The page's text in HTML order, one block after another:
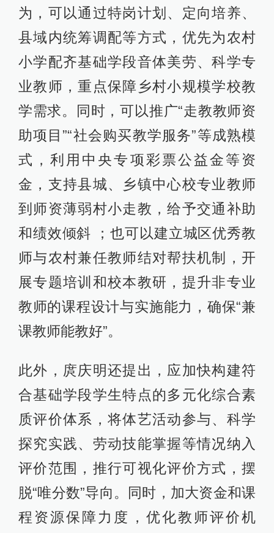
为，可以通过特岗计划、定向培养、
县域内统筹调配等方式，优先为农村
小学配齐基础学段音体美劳、科学专
业教师，重点保障乡村小规模学校教
学需求。同时，可以推广“走教教师资
助项目”“社会购买教学服务”等成熟模
式，利用中央专项彩票公益金等资
金，支持县城、乡镇中心校专业教师
到师资薄弱村小走教，给予交通补助
和绩效倾斜 ；也可以建立城区优秀教
师与农村兼任教师结对帮扶机制，开
展专题培训和校本教研，提升非专业
教师的课程设计与实施能力，确保“兼
课教师能教好”。
此外，庹庆明还提出，应加快构建符
合基础学段学生特点的多元化综合素
质评价体系，将体艺活动参与、科学
探究实践、劳动技能掌握等情况纳入
评价范围，推行可视化评价方式，摆
脱“唯分数”导向。同时，加大资金和课
程资源保障力度，优化教师评价机